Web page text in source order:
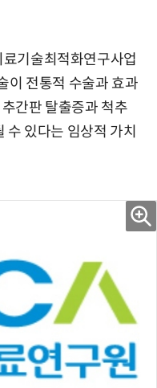
기술최적화연구사업
이 전통적 수술과 효과
간판 탈출증과 척추
수 있다는 임상적 가치